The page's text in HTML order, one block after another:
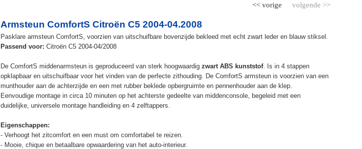
volgende >>
<< vorige
Armsteun ComfortS Citroën C5 2004-04.2008
Pasklare armsteun ComfortS, voorzien van uitschuifbare bovenzijde bekleed met echt zwart leder en blauw stiksel.
Passend voor: Citroën C5 2004-04/2008
De ComfortS middenarmsteun is geproduceerd van sterk hoogwaardig zwart ABS kunststof. Is in 4 stappen
opklapbaar en uitschuifbaar voor het vinden van de perfecte zithouding. De ComfortS armsteun is voorzien van een
munthouder aan de achterzijde en een met rubber beklede opbergruimte en pennenhouder aan de klep.
Eenvoudige montage in circa 10 minuten op het achterste gedeelte van middenconsole, begeleid met een
duidelijke, universele montage handleiding en 4 zelftappers.
Eigenschappen:
- Verhoogt het zitcomfort en een must om comfortabel te reizen.
- Mooie, chique en betaalbare opwaardering van het auto-interieur.